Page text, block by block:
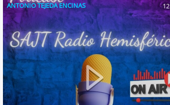
ANTONIO TEJEDA ENCINAS
RADIO HEMISFÉRICA TENERIFE
SERVICIO DE ATENCIÓN JURÍDICA
TEMPRANA
12